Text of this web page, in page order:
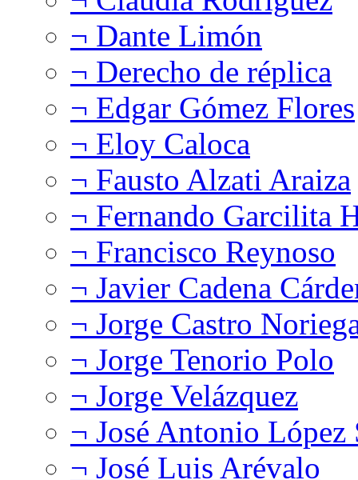
¬ Dante Limón
¬ Derecho de réplica
¬ Edgar Gómez Flores
¬ Eloy Caloca
¬ Fausto Alzati Araiza
¬ Fernando Garcilita
¬ Francisco Reynoso
¬ Javier Cadena
¬ Jorge Castro
¬ Jorge Tenorio Polo
¬ Jorge Velázquez
¬ José Antonio López
¬ José Luis Arévalo